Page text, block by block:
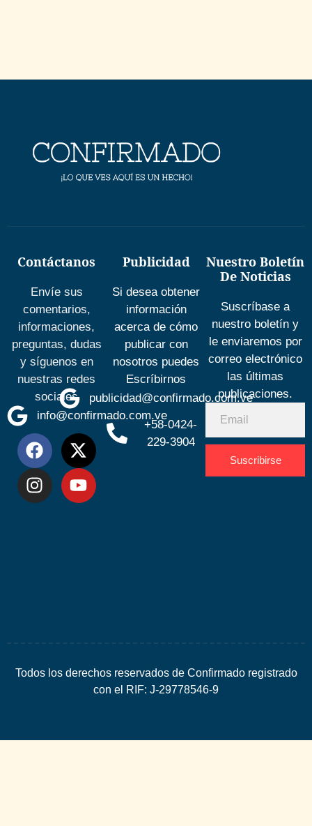
Contáctanos
Envíe sus
comentarios,
informaciones,
preguntas, dudas
y síguenos en
nuestras redes
sociales
info@confirmado.com.ve
Publicidad
Si desea obtener
información
acerca de cómo
publicar con
nosotros puedes
Escríbirnos
publicidad@confirmado.com.ve
+58-0424-
229-3904
Nuestro Boletín
De Noticias
Suscríbase a
nuestro boletín y
le enviaremos por
correo electrónico
las últimas
publicaciones.
Suscribirse
Todos los derechos reservados de Confirmado registrado
con el RIF: J-29778546-9